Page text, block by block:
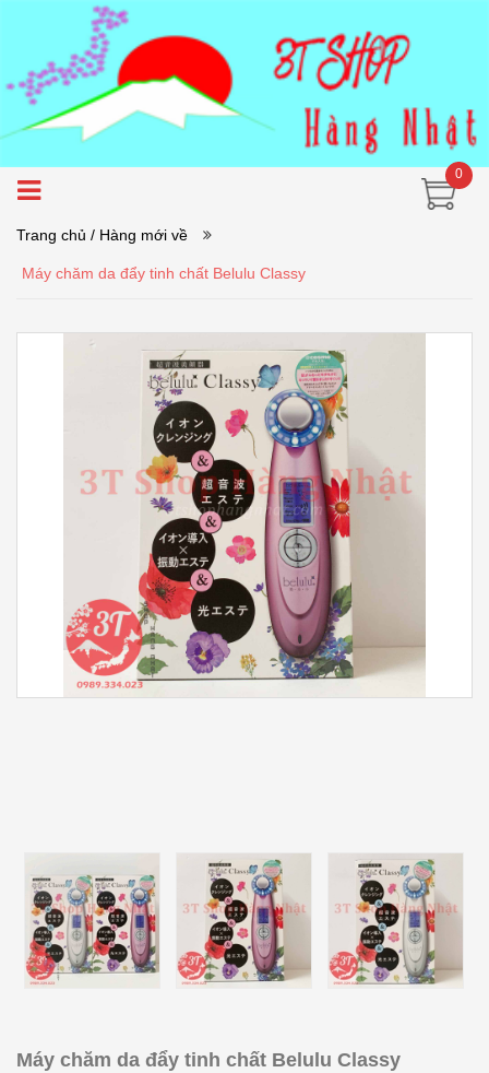
0
Trang chủ / Hàng mới về
Máy chăm da đẩy tinh chất Belulu Classy
Máy chăm da đẩy tinh chất Belulu Classy